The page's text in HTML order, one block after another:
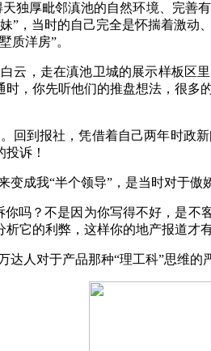
独厚毗邻滇池的自然环境、完
”，当时的自己完全是怀揣着激动
墅质洋房”。
云，走在滇池卫城的展示样板区
，你先听他们的推盘想法，很
回到报社，凭借着自己两年时政
诉！
变成我“半个领导” ，是当时对于傲
吗？不是因为你写得不好，是不
它的利弊，这样你的地产报道才
达人对于产品那种“理工科”思维的